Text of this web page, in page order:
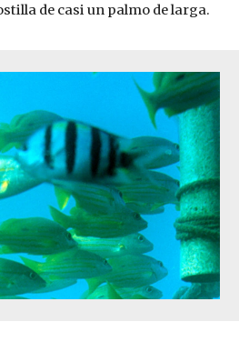
de casi un palmo de larga.